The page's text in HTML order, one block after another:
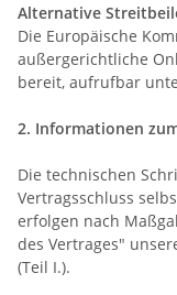
Alternative
Die Europäische
außergerichtliche
bereit, aufrufbar
2. Informationen
Die technischen
Vertragsschluss
erfolgen nach
des Vertrages"
(Teil I.).